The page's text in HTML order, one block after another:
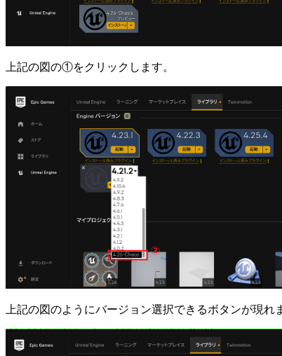
上記の図の①をクリックします。
上記の図のようにバージョン選択できるボタンが現れ